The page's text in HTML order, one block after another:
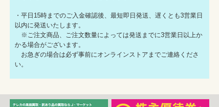
・平日15時までのご入金確認後、最短即日発送、遅くとも3営業日
以内に発送いたします。
※ご注文商品、ご注文数量によっては発送までに3営業日以上か
かる場合がございます。
お急ぎの場合は必ず事前にオンラインストアまでご連絡くださ
い。